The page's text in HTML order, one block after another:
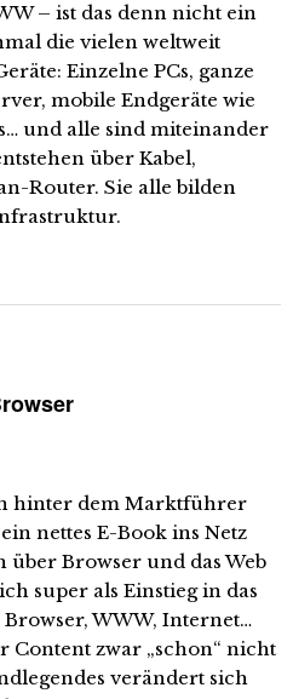
– ist das denn nicht ein
die vielen weltweit
Einzelne PCs, ganze
mobile Endgeräte wie
und alle sind miteinander
über Kabel,
Router. Sie alle bilden
hinter dem Marktführer
nettes E-Book ins Netz
über Browser und das Web
super als Einstieg in das
WWW, Internet…
Content zwar „schon“ nicht
verändert sich